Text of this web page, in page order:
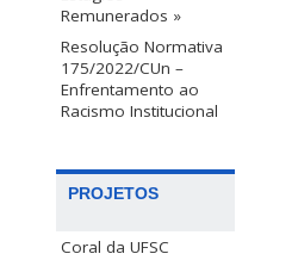
Remunerados »
Resolução Normativa
175/2022/CUn –
Enfrentamento ao
Racismo Institucional
PROJETOS
Coral da UFSC